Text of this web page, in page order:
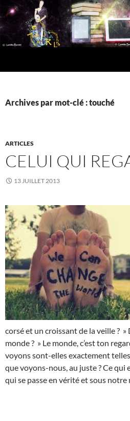
Aller
au
contenu
Archives par mot-clé : touché
ARTICLES
CELUI QUI
13 JUILLET 2013
corsé et un croissant de la veille ? »
monde ? » Le monde, c’est ton
voyons sont-elles exactement
que voyons-nous, au juste ? Ce qui
qui se passe en vérité et sous notre